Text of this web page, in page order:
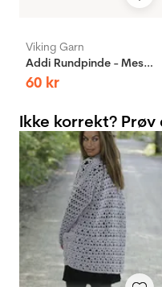
Viking Garn
Addi Rundpinde - Messing
60 kr
Ikke korrekt?